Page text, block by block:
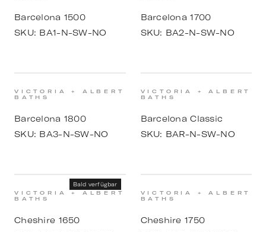
Barcelona 1500
SKU: BA1-N-SW-NO
Barcelona 1700
SKU: BA2-N-SW-NO
VICTORIA + ALBERT
BATHS
Barcelona 1800
SKU: BA3-N-SW-NO
VICTORIA + ALBERT
BATHS
Barcelona Classic
SKU: BAR-N-SW-NO
Bald verfügbar
VICTORIA + ALBERT
BATHS
Cheshire 1650
VICTORIA + ALBERT
BATHS
Cheshire 1750